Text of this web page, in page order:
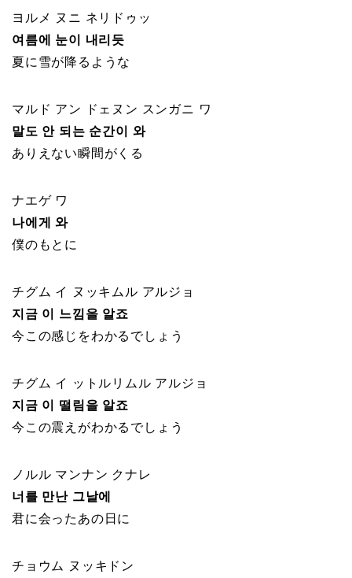
ヨルメ ヌニ ネリドゥッ
여름에 눈이 내리듯
夏に雪が降るような
マルド アン ドェヌン スンガニ ワ
말도 안 되는 순간이 와
ありえない瞬間がくる
ナエゲ ワ
나에게 와
僕のもとに
チグム イ ヌッキムル アルジョ
지금 이 느낌을 알죠
今この感じをわかるでしょう
チグム イ ットルリムル アルジョ
지금 이 떨림을 알죠
今この震えがわかるでしょう
ノルル マンナン クナレ
너를 만난 그날에
君に会ったあの日に
チョウム ヌッキドン